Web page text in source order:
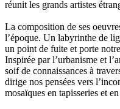
réunit les grands artistes
La composition de ses
l’époque. Un labyrinthe de
un point de fuite et porte
Inspirée par l’urbanisme et
soif de connaissances à
dirige nos pensées vers
mosaïques en tapisseries et